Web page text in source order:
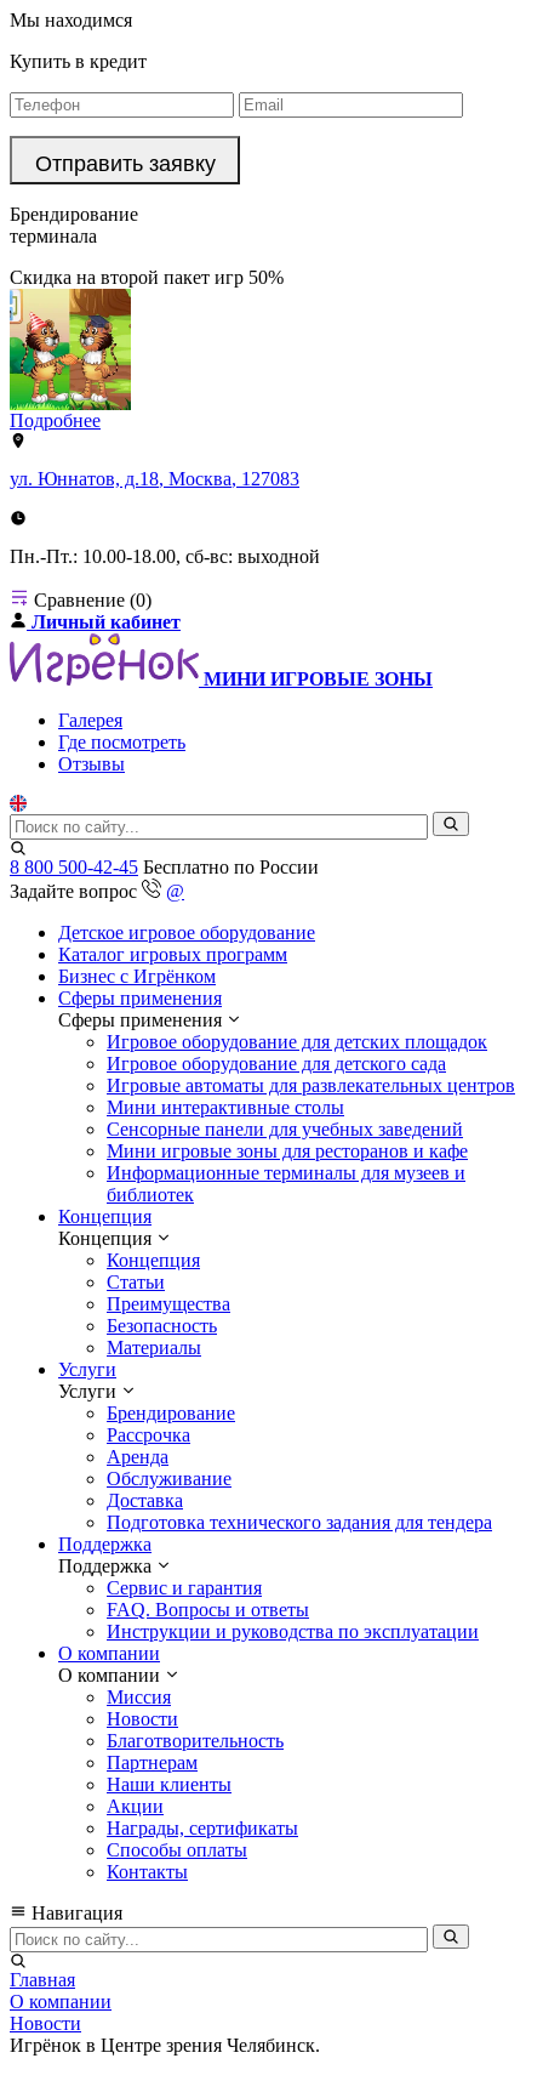
Мы находимся
Купить в кредит
Брендирование
терминала
Скидка на второй пакет игр 50%
Подробнее
ул. Юннатов, д.18, Москва, 127083
Пн.-Пт.: 10.00-18.00, сб-вс: выходной
Сравнение (0)
Личный кабинет
МИНИ ИГРОВЫЕ ЗОНЫ
Галерея
Где посмотреть
Отзывы
8 800 500-42-45 Бесплатно по России
Задайте вопрос
@
Детское игровое оборудование
Каталог игровых программ
Бизнес с Игрёнком
Сферы применения
Сферы применения
Игровое оборудование для детских площадок
Игровое оборудование для детского сада
Игровые автоматы для развлекательных центров
Мини интерактивные столы
Сенсорные панели для учебных заведений
Мини игровые зоны для ресторанов и кафе
Информационные терминалы для музеев и
библиотек
Концепция
Концепция
Концепция
Статьи
Преимущества
Безопасность
Материалы
Услуги
Услуги
Брендирование
Рассрочка
Аренда
Обслуживание
Доставка
Подготовка технического задания для тендера
Поддержка
Поддержка
Сервис и гарантия
FAQ. Вопросы и ответы
Инструкции и руководства по эксплуатации
О компании
О компании
Миссия
Новости
Благотворительность
Партнерам
Наши клиенты
Акции
Награды, сертификаты
Способы оплаты
Контакты
Навигация
Главная
О компании
Новости
Игрёнок в Центре зрения Челябинск.